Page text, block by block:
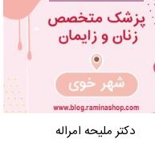
دکتر ملیحه امراله